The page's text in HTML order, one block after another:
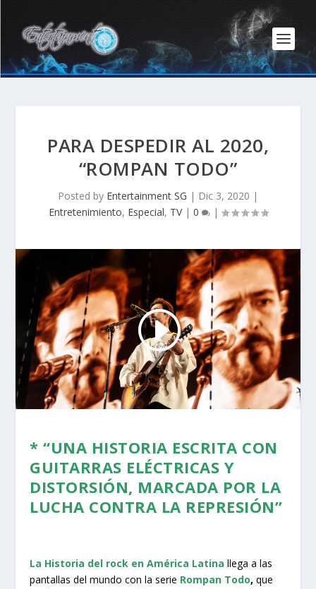
PARA DESPEDIR AL 2020,
“ROMPAN TODO”
Posted by Entertainment SG | Dic 3, 2020 |
Entretenimiento, Especial, TV| 0 |
* “UNA HISTORIA ESCRITA CON
GUITARRAS ELÉCTRICAS Y
DISTORSIÓN, MARCADA POR LA
LUCHA CONTRA LA REPRESIÓN”
La Historia del rock en América Latina llega a las
pantallas del mundo con la serie Rompan Todo,que